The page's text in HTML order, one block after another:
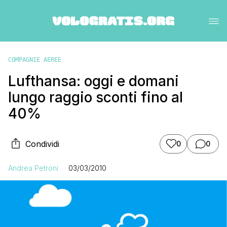
COMPAGNIE AEREE
Lufthansa: oggi e domani
lungo raggio sconti fino al
40%
Condividi 0 0
Andrea Petroni 03/03/2010